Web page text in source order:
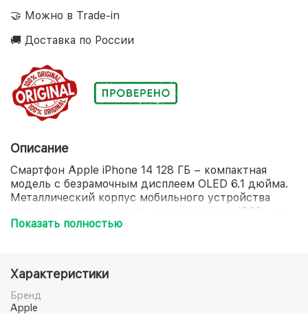
🤝 Можно в Trade-in
🚚 Доставка по России
Описание
Смартфон Apple iPhone 14 128 ГБ – компактная
модель с безрамочным дисплеем OLED 6.1 дюйма.
Металлический корпус мобильного устройства
соответствует стандарту защищенности IP68 – он
устойчив к воздействию влаги и пыли. Передняя
дефектов. Основная сдвоенная камера 12+12 Мп со
вспышкой True Tone и целым рядом режимов
позволяет создавать снимки профессионального
качества в любых условиях освещенности. Камера
Показать полностью
Характеристики
Бренд
Apple